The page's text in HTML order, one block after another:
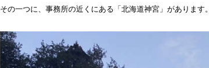
その一つに、事務所の近くにある「北海道神宮」があります。